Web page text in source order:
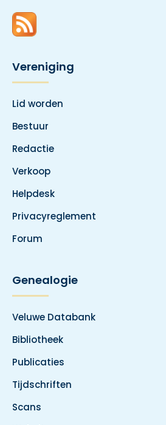
Vereniging
Lid worden
Bestuur
Redactie
Verkoop
Helpdesk
Privacyreglement
Forum
Genealogie
Veluwe Databank
Bibliotheek
Publicaties
Tijdschriften
Scans